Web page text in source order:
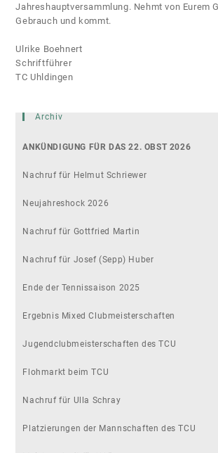
Jahreshauptversammlung. Nehmt von Eurem
Gebrauch und kommt.
Ulrike Boehnert
Schriftführer
TC Uhldingen
Archiv
ANKÜNDIGUNG FÜR DAS 22. OBST 2026
Nachruf für Helmut Schriewer
Neujahreshock 2026
Nachruf für Gottfried Martin
Nachruf für Josef (Sepp) Huber
Ende der Tennissaison 2025
Ergebnis Mixed Clubmeisterschaften
Jugendclubmeisterschaften des TCU
Flohmarkt beim TCU
Nachruf für Ulla Schray
Platzierungen der Mannschaften des TCU